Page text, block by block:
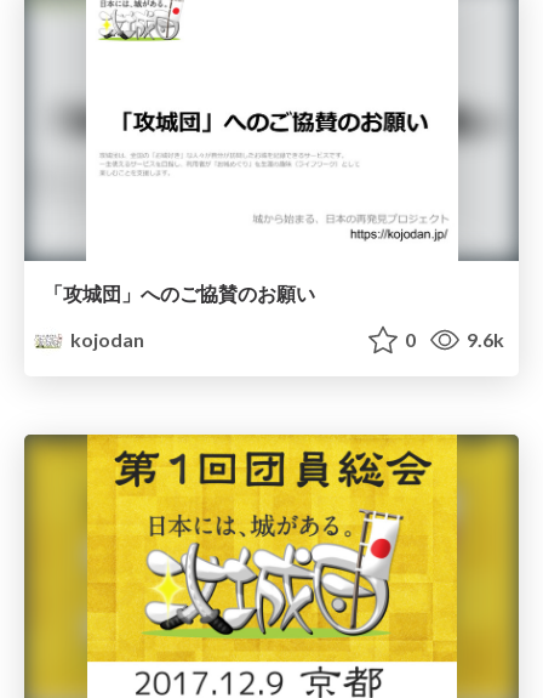
「攻城団」へのご協賛のお願い
kojodan
0 9.6k